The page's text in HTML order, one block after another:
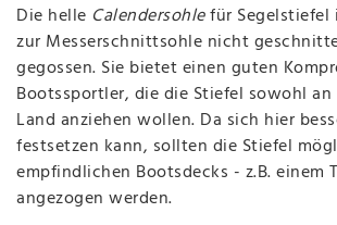
Die helle Calendersohlefür Segelstiefel
zur Messerschnittsohle nicht
gegossen. Sie bietet einen guten
Bootssportler, die die Stiefel sowohl an
Land anziehen wollen. Da sich hier
festsetzen kann, sollten die Stiefel
empfindlichen Bootsdecks - z.B. einem
angezogen werden.